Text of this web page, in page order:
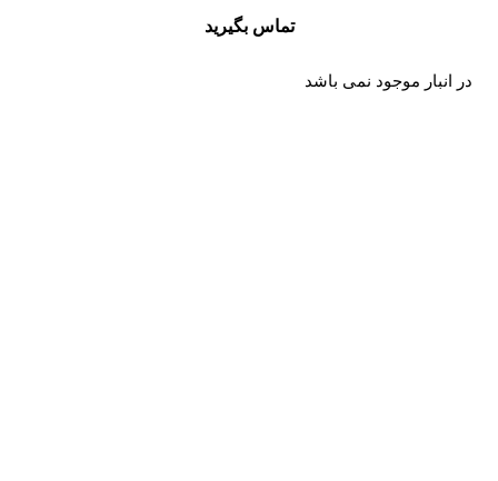
تماس بگیرید
در انبار موجود نمی باشد